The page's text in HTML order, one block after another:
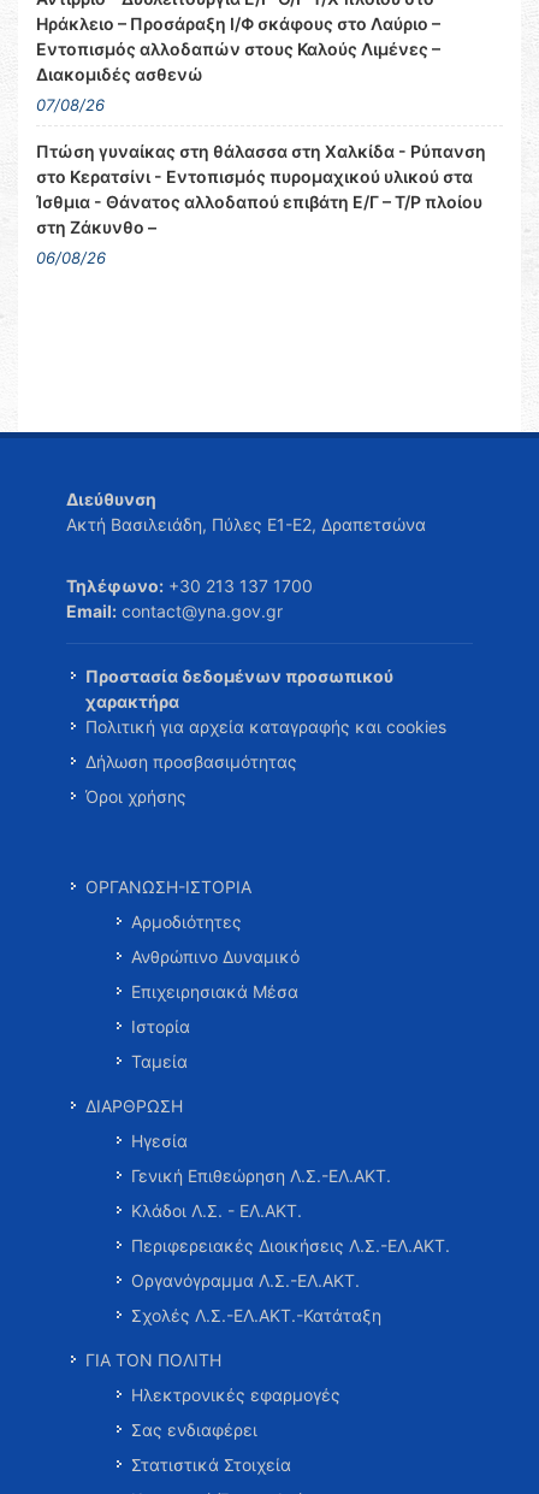
Ηράκλειο – Προσάραξη Ι/Φ σκάφους στο Λαύριο –
Εντοπισμός αλλοδαπών στους Καλούς Λιμένες –
Διακομιδές ασθενώ
07/08/26
Πτώση γυναίκας στη θάλασσα στη Χαλκίδα - Ρύπανση
στο Κερατσίνι - Εντοπισμός πυρομαχικού υλικού στα
Ίσθμια - Θάνατος αλλοδαπού επιβάτη Ε/Γ – Τ/Ρ πλοίου
στη Ζάκυνθο –
06/08/26
Διεύθυνση
Ακτή Βασιλειάδη, Πύλες Ε1-Ε2, Δραπετσώνα
Τηλέφωνο: +30 213 137 1700
Email: contact@yna.gov.gr
Προστασία δεδομένων προσωπικού
χαρακτήρα
Πολιτική για αρχεία καταγραφής και cookies
Δήλωση προσβασιμότητας
Όροι χρήσης
ΟΡΓΑΝΩΣΗ-ΙΣΤΟΡΙΑ
Αρμοδιότητες
Ανθρώπινο Δυναμικό
Επιχειρησιακά Μέσα
Ιστορία
Ταμεία
ΔΙΑΡΘΡΩΣΗ
Ηγεσία
Γενική Επιθεώρηση Λ.Σ.-ΕΛ.ΑΚΤ.
Κλάδοι Λ.Σ. - ΕΛ.ΑΚΤ.
Περιφερειακές Διοικήσεις Λ.Σ.-ΕΛ.ΑΚΤ.
Οργανόγραμμα Λ.Σ.-ΕΛ.ΑΚΤ.
Σχολές Λ.Σ.-ΕΛ.ΑΚΤ.-Κατάταξη
ΓΙΑ ΤΟΝ ΠΟΛΙΤΗ
Ηλεκτρονικές εφαρμογές
Σας ενδιαφέρει
Στατιστικά Στοιχεία